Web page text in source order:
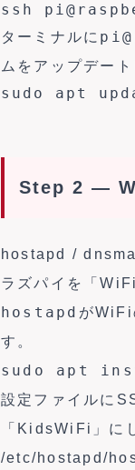
ssh
ターミナルに
ムをアップデー
sudo apt
Step 2 —
hostapd /
ラズパイを「
hostapd がWiFi
す。
sudo apt
設定ファイルに
「KidsWiFi」に
/etc/hostapd/